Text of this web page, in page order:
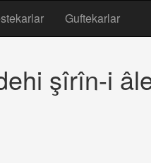
Guftekarlar
şîrîn-i